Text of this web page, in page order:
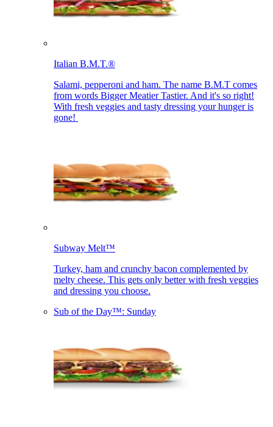
Italian B.M.T.®​​​​‌ ‍ ​‍​‍‌‍ ‌ ​‍‌‍‍‌‌‍‌ ‌‍‍‌‌‍ ‍​‍​‍​ ‍‍​‍​‍‌ ​ ‌‍​‌‌‍ ‍‌‍‍‌‌ ‌​‌ ‍‌​‍ ‍‌‍‍‌‌‍ ​‍​‍​‍ ​​‍​‍‌‍‍​‌ ​‍‌‍‌‌‌‍‌‍​‍​‍​ ‍‍​‍​‍‌‍‍​‌ ‌​‌ ‌​‌ ​​‌ ​ ​ ‍‍​‍ ​‍ ‌‍ ‍‌‍ ‌ ​‍‌‍‌​‌‍‍‌‌‍​ ​‍ ‌‌‍​‍‌‍‍‌‌ ‌​‌‍‌‌‌ ​ ​‍ ‌‌‍‌ ‌ ​‍‌‍ ‌ ‌‌‌ ​​​‍ ‌‌ ​ ‌ ‌​‌ ‌‌‌‍‌​‌‍‍‌‌‍ ​‍ ‍‌ ‌‍‌‍‌‌‌ ​‍‌‍​ ‌‍‌‌‌‍ ​​‍ ‍‌‍​‌‌ ​​‌ ​​​‍ ‌‍‍‌‌‍ ‍‌ ‌​‌‍‌‌‌‍ ‍‌ ‌​​‍ ‌‍‌‌‌‍‌​‌‍‍‌‌ ‌​​‍ ‌‍ ‌‌‍ ‌‍‌​‌‍‌‌​ ‌‌ ​​‌ ​‍‌‍‌‌‌ ​ ‌‍‌‌‌‍ ‍‌ ‌​‌‍​‌‌ ‌​‌‍‍‌‌‍ ‌‍ ‍​ ‍ ‌‍‍‌‌‍‌​​ ‌​ ‌ ​ ​‌​ ‍‌​ ​​‌‍​‌​ ‌ ‌‍‌‍​ ​​​‍ ‌‌‍​‍‌‍​ ‌‍​‍​ ‌ ​‍ ‌​ ‌​​ ‌ ​ ​‌​ ‌ ​‍ ‌‌‍​‍​ ‌‌​ ‌ ​ ​‌​‍ ‌​ ‌‍​ ​ ‌‍‌‌​ ‌ ‌‍‌​​ ‍‌​ ‍​​ ​ ​ ‌‌​ ​ ‌‍​ ​ ‌ ​ ‍ ‌ ‌​‌ ‍‌‌ ​​‌‍‌‌​ ‌‌ ​​‌ ​‍‌‍ ‌‍‌​‌ ‌‌‌‍​ ‌ ‌​​ ‍ ‌ ​​‌‍​‌‌ ‌​‌‍‍​​ ‌‌‍ ‍‌‍​‌‌‍ ‌‌‍‌‌​‍‌‌​ ‌‌‌​​‍‌‌ ‌‍‍ ‌‍‌‌‌ ‍‌​‍‌‌​ ​ ‌​‌​​‍‌‌​ ​ ‌​‌​​‍‌‌​ ​‍​ ​‍‌‍‌‌‌‍ ‍​‍‌‌​ ​‍​ ​‍​‍‌‌​ ‌‌‌​‌​​‍ ‍‌ ‌‍‌‍​‌‌‍ ​‌ ‌‌‌‍‌‌​ ‌‍​‍‌‍​‌‌ ​ ‌‍‌‌‌‌‌‌‌ ​‍‌‍ ​​ ‌‌‍‍​‌ ‌​‌ ‌​‌ ​​‌ ​ ​‍‌‌​ ​ ‌​​‌​‍‌‌​ ​‍‌​‌‍​‍‌‌​ ​‍‌​‌‍‌‍ ‍‌‍ ‌ ​‍‌‍‌​‌‍‍‌‌‍​ ​‍ ‌‌‍​‍‌‍‍‌‌ ‌​‌‍‌‌‌ ​ ​‍ ‌‌‍‌ ‌ ​‍‌‍ ‌ ‌‌‌ ​​​‍ ‌‌ ​ ‌ ‌​‌ ‌‌‌‍‌​‌‍‍‌‌‍ ​‍ ‍‌ ‌‍‌‍‌‌‌ ​‍‌‍​ ‌‍‌‌‌‍ ​​‍ ‍‌‍​‌‌ ​​‌ ​​​‍‌‍‌‍‍‌‌‍‌​​ ‌​ ‌ ​ ​‌​ ‍‌​ ​​‌‍​‌​ ‌ ‌‍‌‍​ ​​​‍ ‌‌‍​‍‌‍​ ‌‍​‍​ ‌ ​‍ ‌​ ‌​​ ‌ ​ ​‌​ ‌ ​‍ ‌‌‍​‍​ ‌‌​ ‌ ​ ​‌​‍ ‌​ ‌‍​ ​ ‌‍‌‌​ ‌ ‌‍‌​​ ‍‌​ ‍​​ ​ ​ ‌‌​ ​ ‌‍​ ​ ‌ ​‍‌‍‌ ‌​‌ ‍‌‌ ​​‌‍‌‌​ ‌‌ ​​‌ ​‍‌‍ ‌‍‌​‌ ‌‌‌‍​ ‌ ‌​​‍‌‍‌ ​​‌‍​‌‌ ‌​‌‍‍​​ ‌‌‍ ‍‌‍​‌‌‍ ‌‌‍‌‌​‍‌‌​ ‌‌‌​​‍‌‌ ‌‍‍ ‌‍‌‌‌ ‍‌​‍‌‌​ ​ ‌​‌​​‍‌‌​ ​ ‌​‌​​‍‌‌​ ​‍​ ​‍‌‍‌‌‌‍ ‍​‍‌‌​ ​‍​ ​‍​‍‌‌​ ‌‌‌​‌​​‍ ‍‌ ‌‍‌‍​‌‌‍ ​‌ ‌‌‌‍‌‌​‍‌‍‌ ​​‌‍‌‌‌ ​‍‌ ​ ‌ ​​‌‍‌‌‌‍​ ‌ ‌​‌‍‍‌‌ ‌‍‌‍‌‌​ ‌‌ ​​‌ ‌‌‌‍​‍‌‍ ​‌‍‍‌‌ ​ ‌‍‍​‌‍‌‌‌‍‌​​‍​‍‌ ‌
Salami, pepperoni and ham. The name B.M.T comes
from words Bigger Meatier Tastier. And it's so right!
With fresh veggies and tasty dressing your hunger is
gone! ​​​​‌ ‍ ​‍​‍‌‍ ‌ ​‍‌‍‍‌‌‍‌ ‌‍‍‌‌‍ ‍​‍​‍​ ‍‍​‍​‍‌ ​ ‌‍​‌‌‍ ‍‌‍‍‌‌ ‌​‌ ‍‌​‍ ‍‌‍‍‌‌‍ ​‍​‍​‍ ​​‍​‍‌‍‍​‌ ​‍‌‍‌‌‌‍‌‍​‍​‍​ ‍‍​‍​‍‌‍‍​‌ ‌​‌ ‌​‌ ​​‌ ​ ​ ‍‍​‍ ​‍ ‌‍ ‍‌‍ ‌ ​‍‌‍‌​‌‍‍‌‌‍​ ​‍ ‌‌‍​‍‌‍‍‌‌ ‌​‌‍‌‌‌ ​ ​‍ ‌‌‍‌ ‌ ​‍‌‍ ‌ ‌‌‌ ​​​‍ ‌‌ ​ ‌ ‌​‌ ‌‌‌‍‌​‌‍‍‌‌‍ ​‍ ‍‌ ‌‍‌‍‌‌‌ ​‍‌‍​ ‌‍‌‌‌‍ ​​‍ ‍‌‍​‌‌ ​​‌ ​​​‍ ‌‍‍‌‌‍ ‍‌ ‌​‌‍‌‌‌‍ ‍‌ ‌​​‍ ‌‍‌‌‌‍‌​‌‍‍‌‌ ‌​​‍ ‌‍ ‌‌‍ ‌‍‌​‌‍‌‌​ ‌‌ ​​‌ ​‍‌‍‌‌‌ ​ ‌‍‌‌‌‍ ‍‌ ‌​‌‍​‌‌ ‌​‌‍‍‌‌‍ ‌‍ ‍​ ‍ ‌‍‍‌‌‍‌​​ ‌​ ‌ ​ ​‌​ ‍‌​ ​​‌‍​‌​ ‌ ‌‍‌‍​ ​​​‍ ‌‌‍​‍‌‍​ ‌‍​‍​ ‌ ​‍ ‌​ ‌​​ ‌ ​ ​‌​ ‌ ​‍ ‌‌‍​‍​ ‌‌​ ‌ ​ ​‌​‍ ‌​ ‌‍​ ​ ‌‍‌‌​ ‌ ‌‍‌​​ ‍‌​ ‍​​ ​ ​ ‌‌​ ​ ‌‍​ ​ ‌ ​ ‍ ‌ ‌​‌ ‍‌‌ ​​‌‍‌‌​ ‌‌ ​​‌ ​‍‌‍ ‌‍‌​‌ ‌‌‌‍​ ‌ ‌​​ ‍ ‌ ​​‌‍​‌‌ ‌​‌‍‍​​ ‌‌ ​ ‌‍‍​‌‍ ‌ ​‍‌ ‌​‌​‌​‌‍‌‌‌ ​ ‌‍​ ‌ ​‍‌‍‍‌‌ ​​‌ ‌​‌‍‍‌‌‍ ‌‍ ‍​‍‌‌​ ‌‌‌​​‍‌‌ ‌‍‍ ‌‍‌‌‌ ‍‌​‍‌‌​ ​ ‌​‌​​‍‌‌​ ​ ‌​‌​​‍‌‌​ ​‍​ ​‍‌‍‌‌‌‍ ‍​‍‌‌​ ​‍​ ​‍​‍‌‌​ ‌‌‌​‌​​‍ ‍‌ ‌‍‌‍​‌‌‍ ​‌ ‌‌‌‍‌‌​ ‌‍​‍‌‍​‌‌ ​ ‌‍‌‌‌‌‌‌‌ ​‍‌‍ ​​ ‌‌‍‍​‌ ‌​‌ ‌​‌ ​​‌ ​ ​‍‌‌​ ​ ‌​​‌​‍‌‌​ ​‍‌​‌‍​‍‌‌​ ​‍‌​‌‍‌‍ ‍‌‍ ‌ ​‍‌‍‌​‌‍‍‌‌‍​ ​‍ ‌‌‍​‍‌‍‍‌‌ ‌​‌‍‌‌‌ ​ ​‍ ‌‌‍‌ ‌ ​‍‌‍ ‌ ‌‌‌ ​​​‍ ‌‌ ​ ‌ ‌​‌ ‌‌‌‍‌​‌‍‍‌‌‍ ​‍ ‍‌ ‌‍‌‍‌‌‌ ​‍‌‍​ ‌‍‌‌‌‍ ​​‍ ‍‌‍​‌‌ ​​‌ ​​​‍‌‍‌‍‍‌‌‍‌​​ ‌​ ‌ ​ ​‌​ ‍‌​ ​​‌‍​‌​ ‌ ‌‍‌‍​ ​​​‍ ‌‌‍​‍‌‍​ ‌‍​‍​ ‌ ​‍ ‌​ ‌​​ ‌ ​ ​‌​ ‌ ​‍ ‌‌‍​‍​ ‌‌​ ‌ ​ ​‌​‍ ‌​ ‌‍​ ​ ‌‍‌‌​ ‌ ‌‍‌​​ ‍‌​ ‍​​ ​ ​ ‌‌​ ​ ‌‍​ ​ ‌ ​‍‌‍‌ ‌​‌ ‍‌‌ ​​‌‍‌‌​ ‌‌ ​​‌ ​‍‌‍ ‌‍‌​‌ ‌‌‌‍​ ‌ ‌​​‍‌‍‌ ​​‌‍​‌‌ ‌​‌‍‍​​ ‌‌ ​ ‌‍‍​‌‍ ‌ ​‍‌ ‌​‌​‌​‌‍‌‌‌ ​ ‌‍​ ‌ ​‍‌‍‍‌‌ ​​‌ ‌​‌‍‍‌‌‍ ‌‍ ‍​‍‌‌​ ‌‌‌​​‍‌‌ ‌‍‍ ‌‍‌‌‌ ‍‌​‍‌‌​ ​ ‌​‌​​‍‌‌​ ​ ‌​‌​​‍‌‌​ ​‍​ ​‍‌‍‌‌‌‍ ‍​‍‌‌​ ​‍​ ​‍​‍‌‌​ ‌‌‌​‌​​‍ ‍‌ ‌‍‌‍​‌‌‍ ​‌ ‌‌‌‍‌‌​‍‌‍‌ ​​‌‍‌‌‌ ​‍‌ ​ ‌ ​​‌‍‌‌‌‍​ ‌ ‌​‌‍‍‌‌ ‌‍‌‍‌‌​ ‌‌ ​​‌ ‌‌‌‍​‍‌‍ ​‌‍‍‌‌ ​ ‌‍‍​‌‍‌‌‌‍‌​​‍​‍‌ ‌
Subway Melt™​​​​‌ ‍ ​‍​‍‌‍ ‌ ​‍‌‍‍‌‌‍‌ ‌‍‍‌‌‍ ‍​‍​‍​ ‍‍​‍​‍‌ ​ ‌‍​‌‌‍ ‍‌‍‍‌‌ ‌​‌ ‍‌​‍ ‍‌‍‍‌‌‍ ​‍​‍​‍ ​​‍​‍‌‍‍​‌ ​‍‌‍‌‌‌‍‌‍​‍​‍​ ‍‍​‍​‍‌‍‍​‌ ‌​‌ ‌​‌ ​​‌ ​ ​ ‍‍​‍ ​‍ ‌‍ ‍‌‍ ‌ ​‍‌‍‌​‌‍‍‌‌‍​ ​‍ ‌‌‍​‍‌‍‍‌‌ ‌​‌‍‌‌‌ ​ ​‍ ‌‌‍‌ ‌ ​‍‌‍ ‌ ‌‌‌ ​​​‍ ‌‌ ​ ‌ ‌​‌ ‌‌‌‍‌​‌‍‍‌‌‍ ​‍ ‍‌ ‌‍‌‍‌‌‌ ​‍‌‍​ ‌‍‌‌‌‍ ​​‍ ‍‌‍​‌‌ ​​‌ ​​​‍ ‌‍‍‌‌‍ ‍‌ ‌​‌‍‌‌‌‍ ‍‌ ‌​​‍ ‌‍‌‌‌‍‌​‌‍‍‌‌ ‌​​‍ ‌‍ ‌‌‍ ‌‍‌​‌‍‌‌​ ‌‌ ​​‌ ​‍‌‍‌‌‌ ​ ‌‍‌‌‌‍ ‍‌ ‌​‌‍​‌‌ ‌​‌‍‍‌‌‍ ‌‍ ‍​ ‍ ‌‍‍‌‌‍‌​​ ‌​ ‌ ​ ​​​ ​ ‌‍​ ​ ​‍​ ‌ ‌‍‌‍​ ​ ​‍ ‌​ ‌‌‌‍‌‌‌‍​ ‌‍​‍​‍ ‌​ ‌​​ ​‍‌‍​ ​ ‌ ​‍ ‌​ ‍​​ ‌ ​ ‌​​ ‌​​‍ ‌‌‍​‌​ ​ ​ ​​​ ‌​‌‍​‌​ ‌‌‌‍‌​‌‍‌​​ ​ ‌‍​‌​ ‌​​ ​ ​ ‍ ‌ ‌​‌ ‍‌‌ ​​‌‍‌‌​ ‌‌ ​​‌ ​‍‌‍ ‌‍‌​‌ ‌‌‌‍​ ‌ ‌​​ ‍ ‌ ​​‌‍​‌‌ ‌​‌‍‍​​ ‌‌‍ ‍‌‍​‌‌‍ ‌‌‍‌‌​‍‌‌​ ‌‌‌​​‍‌‌ ‌‍‍ ‌‍‌‌‌ ‍‌​‍‌‌​ ​ ‌​‌​​‍‌‌​ ​ ‌​‌​​‍‌‌​ ​‍​ ​‍‌‍‌‌‌‍ ‍​‍‌‌​ ​‍​ ​‍​‍‌‌​ ‌‌‌​‌​​‍ ‍‌ ‌‍‌‍​‌‌‍ ​‌ ‌‌‌‍‌‌​ ‌‍​‍‌‍​‌‌ ​ ‌‍‌‌‌‌‌‌‌ ​‍‌‍ ​​ ‌‌‍‍​‌ ‌​‌ ‌​‌ ​​‌ ​ ​‍‌‌​ ​ ‌​​‌​‍‌‌​ ​‍‌​‌‍​‍‌‌​ ​‍‌​‌‍‌‍ ‍‌‍ ‌ ​‍‌‍‌​‌‍‍‌‌‍​ ​‍ ‌‌‍​‍‌‍‍‌‌ ‌​‌‍‌‌‌ ​ ​‍ ‌‌‍‌ ‌ ​‍‌‍ ‌ ‌‌‌ ​​​‍ ‌‌ ​ ‌ ‌​‌ ‌‌‌‍‌​‌‍‍‌‌‍ ​‍ ‍‌ ‌‍‌‍‌‌‌ ​‍‌‍​ ‌‍‌‌‌‍ ​​‍ ‍‌‍​‌‌ ​​‌ ​​​‍‌‍‌‍‍‌‌‍‌​​ ‌​ ‌ ​ ​​​ ​ ‌‍​ ​ ​‍​ ‌ ‌‍‌‍​ ​ ​‍ ‌​ ‌‌‌‍‌‌‌‍​ ‌‍​‍​‍ ‌​ ‌​​ ​‍‌‍​ ​ ‌ ​‍ ‌​ ‍​​ ‌ ​ ‌​​ ‌​​‍ ‌‌‍​‌​ ​ ​ ​​​ ‌​‌‍​‌​ ‌‌‌‍‌​‌‍‌​​ ​ ‌‍​‌​ ‌​​ ​ ​‍‌‍‌ ‌​‌ ‍‌‌ ​​‌‍‌‌​ ‌‌ ​​‌ ​‍‌‍ ‌‍‌​‌ ‌‌‌‍​ ‌ ‌​​‍‌‍‌ ​​‌‍​‌‌ ‌​‌‍‍​​ ‌‌‍ ‍‌‍​‌‌‍ ‌‌‍‌‌​‍‌‌​ ‌‌‌​​‍‌‌ ‌‍‍ ‌‍‌‌‌ ‍‌​‍‌‌​ ​ ‌​‌​​‍‌‌​ ​ ‌​‌​​‍‌‌​ ​‍​ ​‍‌‍‌‌‌‍ ‍​‍‌‌​ ​‍​ ​‍​‍‌‌​ ‌‌‌​‌​​‍ ‍‌ ‌‍‌‍​‌‌‍ ​‌ ‌‌‌‍‌‌​‍‌‍‌ ​​‌‍‌‌‌ ​‍‌ ​ ‌ ​​‌‍‌‌‌‍​ ‌ ‌​‌‍‍‌‌ ‌‍‌‍‌‌​ ‌‌ ​​‌ ‌‌‌‍​‍‌‍ ​‌‍‍‌‌ ​ ‌‍‍​‌‍‌‌‌‍‌​​‍​‍‌ ‌
Turkey, ham and crunchy bacon complemented by
melty cheese. This gets only better with fresh veggies
and dressing you choose.​​​​‌ ‍ ​‍​‍‌‍ ‌ ​‍‌‍‍‌‌‍‌ ‌‍‍‌‌‍ ‍​‍​‍​ ‍‍​‍​‍‌ ​ ‌‍​‌‌‍ ‍‌‍‍‌‌ ‌​‌ ‍‌​‍ ‍‌‍‍‌‌‍ ​‍​‍​‍ ​​‍​‍‌‍‍​‌ ​‍‌‍‌‌‌‍‌‍​‍​‍​ ‍‍​‍​‍‌‍‍​‌ ‌​‌ ‌​‌ ​​‌ ​ ​ ‍‍​‍ ​‍ ‌‍ ‍‌‍ ‌ ​‍‌‍‌​‌‍‍‌‌‍​ ​‍ ‌‌‍​‍‌‍‍‌‌ ‌​‌‍‌‌‌ ​ ​‍ ‌‌‍‌ ‌ ​‍‌‍ ‌ ‌‌‌ ​​​‍ ‌‌ ​ ‌ ‌​‌ ‌‌‌‍‌​‌‍‍‌‌‍ ​‍ ‍‌ ‌‍‌‍‌‌‌ ​‍‌‍​ ‌‍‌‌‌‍ ​​‍ ‍‌‍​‌‌ ​​‌ ​​​‍ ‌‍‍‌‌‍ ‍‌ ‌​‌‍‌‌‌‍ ‍‌ ‌​​‍ ‌‍‌‌‌‍‌​‌‍‍‌‌ ‌​​‍ ‌‍ ‌‌‍ ‌‍‌​‌‍‌‌​ ‌‌ ​​‌ ​‍‌‍‌‌‌ ​ ‌‍‌‌‌‍ ‍‌ ‌​‌‍​‌‌ ‌​‌‍‍‌‌‍ ‌‍ ‍​ ‍ ‌‍‍‌‌‍‌​​ ‌​ ‌ ​ ​​​ ​ ‌‍​ ​ ​‍​ ‌ ‌‍‌‍​ ​ ​‍ ‌​ ‌‌‌‍‌‌‌‍​ ‌‍​‍​‍ ‌​ ‌​​ ​‍‌‍​ ​ ‌ ​‍ ‌​ ‍​​ ‌ ​ ‌​​ ‌​​‍ ‌‌‍​‌​ ​ ​ ​​​ ‌​‌‍​‌​ ‌‌‌‍‌​‌‍‌​​ ​ ‌‍​‌​ ‌​​ ​ ​ ‍ ‌ ‌​‌ ‍‌‌ ​​‌‍‌‌​ ‌‌ ​​‌ ​‍‌‍ ‌‍‌​‌ ‌‌‌‍​ ‌ ‌​​ ‍ ‌ ​​‌‍​‌‌ ‌​‌‍‍​​ ‌‌ ​ ‌‍‍​‌‍ ‌ ​‍‌ ‌​‌​‌​‌‍‌‌‌ ​ ‌‍​ ‌ ​‍‌‍‍‌‌ ​​‌ ‌​‌‍‍‌‌‍ ‌‍ ‍​‍‌‌​ ‌‌‌​​‍‌‌ ‌‍‍ ‌‍‌‌‌ ‍‌​‍‌‌​ ​ ‌​‌​​‍‌‌​ ​ ‌​‌​​‍‌‌​ ​‍​ ​‍‌‍‌‌‌‍ ‍​‍‌‌​ ​‍​ ​‍​‍‌‌​ ‌‌‌​‌​​‍ ‍‌ ‌‍‌‍​‌‌‍ ​‌ ‌‌‌‍‌‌​ ‌‍​‍‌‍​‌‌ ​ ‌‍‌‌‌‌‌‌‌ ​‍‌‍ ​​ ‌‌‍‍​‌ ‌​‌ ‌​‌ ​​‌ ​ ​‍‌‌​ ​ ‌​​‌​‍‌‌​ ​‍‌​‌‍​‍‌‌​ ​‍‌​‌‍‌‍ ‍‌‍ ‌ ​‍‌‍‌​‌‍‍‌‌‍​ ​‍ ‌‌‍​‍‌‍‍‌‌ ‌​‌‍‌‌‌ ​ ​‍ ‌‌‍‌ ‌ ​‍‌‍ ‌ ‌‌‌ ​​​‍ ‌‌ ​ ‌ ‌​‌ ‌‌‌‍‌​‌‍‍‌‌‍ ​‍ ‍‌ ‌‍‌‍‌‌‌ ​‍‌‍​ ‌‍‌‌‌‍ ​​‍ ‍‌‍​‌‌ ​​‌ ​​​‍‌‍‌‍‍‌‌‍‌​​ ‌​ ‌ ​ ​​​ ​ ‌‍​ ​ ​‍​ ‌ ‌‍‌‍​ ​ ​‍ ‌​ ‌‌‌‍‌‌‌‍​ ‌‍​‍​‍ ‌​ ‌​​ ​‍‌‍​ ​ ‌ ​‍ ‌​ ‍​​ ‌ ​ ‌​​ ‌​​‍ ‌‌‍​‌​ ​ ​ ​​​ ‌​‌‍​‌​ ‌‌‌‍‌​‌‍‌​​ ​ ‌‍​‌​ ‌​​ ​ ​‍‌‍‌ ‌​‌ ‍‌‌ ​​‌‍‌‌​ ‌‌ ​​‌ ​‍‌‍ ‌‍‌​‌ ‌‌‌‍​ ‌ ‌​​‍‌‍‌ ​​‌‍​‌‌ ‌​‌‍‍​​ ‌‌ ​ ‌‍‍​‌‍ ‌ ​‍‌ ‌​‌​‌​‌‍‌‌‌ ​ ‌‍​ ‌ ​‍‌‍‍‌‌ ​​‌ ‌​‌‍‍‌‌‍ ‌‍ ‍​‍‌‌​ ‌‌‌​​‍‌‌ ‌‍‍ ‌‍‌‌‌ ‍‌​‍‌‌​ ​ ‌​‌​​‍‌‌​ ​ ‌​‌​​‍‌‌​ ​‍​ ​‍‌‍‌‌‌‍ ‍​‍‌‌​ ​‍​ ​‍​‍‌‌​ ‌‌‌​‌​​‍ ‍‌ ‌‍‌‍​‌‌‍ ​‌ ‌‌‌‍‌‌​‍‌‍‌ ​​‌‍‌‌‌ ​‍‌ ​ ‌ ​​‌‍‌‌‌‍​ ‌ ‌​‌‍‍‌‌ ‌‍‌‍‌‌​ ‌‌ ​​‌ ‌‌‌‍​‍‌‍ ​‌‍‍‌‌ ​ ‌‍‍​‌‍‌‌‌‍‌​​‍​‍‌ ‌
Sub of the Day™: Sunday​​​​‌ ‍ ​‍​‍‌‍ ‌ ​‍‌‍‍‌‌‍‌ ‌‍‍‌‌‍ ‍​‍​‍​ ‍‍​‍​‍‌ ​ ‌‍​‌‌‍ ‍‌‍‍‌‌ ‌​‌ ‍‌​‍ ‍‌‍‍‌‌‍ ​‍​‍​‍ ​​‍​‍‌‍‍​‌ ​‍‌‍‌‌‌‍‌‍​‍​‍​ ‍‍​‍​‍‌‍‍​‌ ‌​‌ ‌​‌ ​​‌ ​ ​ ‍‍​‍ ​‍ ‌‍ ‍‌‍ ‌ ​‍‌‍‌​‌‍‍‌‌‍​ ​‍ ‌‌‍​‍‌‍‍‌‌ ‌​‌‍‌‌‌ ​ ​‍ ‌‌‍‌ ‌ ​‍‌‍ ‌ ‌‌‌ ​​​‍ ‌‌ ​ ‌ ‌​‌ ‌‌‌‍‌​‌‍‍‌‌‍ ​‍ ‍‌ ‌‍‌‍‌‌‌ ​‍‌‍​ ‌‍‌‌‌‍ ​​‍ ‍‌‍​‌‌ ​​‌ ​​​‍ ‌‍‍‌‌‍ ‍‌ ‌​‌‍‌‌‌‍ ‍‌ ‌​​‍ ‌‍‌‌‌‍‌​‌‍‍‌‌ ‌​​‍ ‌‍ ‌‌‍ ‌‍‌​‌‍‌‌​ ‌‌ ​​‌ ​‍‌‍‌‌‌ ​ ‌‍‌‌‌‍ ‍‌ ‌​‌‍​‌‌ ‌​‌‍‍‌‌‍ ‌‍ ‍​ ‍ ‌‍‍‌‌‍‌​​ ‌​ ​​​ ​​​ ‌‍‌‍​‌​ ‌‍​ ‍​‌‍‌‍​ ‌​​‍ ‌​ ‍​​ ​‍​ ​‍​ ‌‌​‍ ‌​ ‌​​ ​ ‌‍​‌​ ‌ ​‍ ‌‌‍​‍​ ‌​‌‍‌‍​ ​ ​‍ ‌​ ‌ ​ ‌‍​ ‌‍​ ‌‌‌‍‌‍‌‍‌‌​ ​‍​ ​‍​ ‌‌​ ​‌​ ​‌‌‍‌‍​ ‍ ‌ ‌​‌ ‍‌‌ ​​‌‍‌‌​ ‌‌ ​​‌ ​‍‌‍ ‌‍‌​‌ ‌‌‌‍​ ‌ ‌​​ ‍ ‌ ​​‌‍​‌‌ ‌​‌‍‍​​ ‌‌‍​‍‌‍​‌‌‍‌​‌‍‌ ‌‍‌‌​‍‌‌​ ‌‌‌​​‍‌‌ ‌‍‍ ‌‍‌‌‌ ‍‌​‍‌‌​ ​ ‌​‌​​‍‌‌​ ​ ‌​‌​​‍‌‌​ ​‍​ ​‍‌‍‌‌‌‍ ‍​‍‌‌​ ​‍​ ​‍​‍‌‌​ ‌‌‌​‌​​‍ ‍‌ ‌‍‌‍​‌‌‍ ​‌ ‌‌‌‍‌‌​ ‌‍​‍‌‍​‌‌ ​ ‌‍‌‌‌‌‌‌‌ ​‍‌‍ ​​ ‌‌‍‍​‌ ‌​‌ ‌​‌ ​​‌ ​ ​‍‌‌​ ​ ‌​​‌​‍‌‌​ ​‍‌​‌‍​‍‌‌​ ​‍‌​‌‍‌‍ ‍‌‍ ‌ ​‍‌‍‌​‌‍‍‌‌‍​ ​‍ ‌‌‍​‍‌‍‍‌‌ ‌​‌‍‌‌‌ ​ ​‍ ‌‌‍‌ ‌ ​‍‌‍ ‌ ‌‌‌ ​​​‍ ‌‌ ​ ‌ ‌​‌ ‌‌‌‍‌​‌‍‍‌‌‍ ​‍ ‍‌ ‌‍‌‍‌‌‌ ​‍‌‍​ ‌‍‌‌‌‍ ​​‍ ‍‌‍​‌‌ ​​‌ ​​​‍‌‍‌‍‍‌‌‍‌​​ ‌​ ​​​ ​​​ ‌‍‌‍​‌​ ‌‍​ ‍​‌‍‌‍​ ‌​​‍ ‌​ ‍​​ ​‍​ ​‍​ ‌‌​‍ ‌​ ‌​​ ​ ‌‍​‌​ ‌ ​‍ ‌‌‍​‍​ ‌​‌‍‌‍​ ​ ​‍ ‌​ ‌ ​ ‌‍​ ‌‍​ ‌‌‌‍‌‍‌‍‌‌​ ​‍​ ​‍​ ‌‌​ ​‌​ ​‌‌‍‌‍​‍‌‍‌ ‌​‌ ‍‌‌ ​​‌‍‌‌​ ‌‌ ​​‌ ​‍‌‍ ‌‍‌​‌ ‌‌‌‍​ ‌ ‌​​‍‌‍‌ ​​‌‍​‌‌ ‌​‌‍‍​​ ‌‌‍​‍‌‍​‌‌‍‌​‌‍‌ ‌‍‌‌​‍‌‌​ ‌‌‌​​‍‌‌ ‌‍‍ ‌‍‌‌‌ ‍‌​‍‌‌​ ​ ‌​‌​​‍‌‌​ ​ ‌​‌​​‍‌‌​ ​‍​ ​‍‌‍‌‌‌‍ ‍​‍‌‌​ ​‍​ ​‍​‍‌‌​ ‌‌‌​‌​​‍ ‍‌ ‌‍‌‍​‌‌‍ ​‌ ‌‌‌‍‌‌​‍‌‍‌ ​​‌‍‌‌‌ ​‍‌ ​ ‌ ​​‌‍‌‌‌‍​ ‌ ‌​‌‍‍‌‌ ‌‍‌‍‌‌​ ‌‌ ​​‌ ‌‌‌‍​‍‌‍ ​‌‍‍‌‌ ​ ‌‍‍​‌‍‌‌‌‍‌​​‍​‍‌ ‌